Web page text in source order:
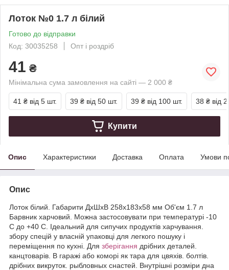
Лоток №0 1.7 л білий
Готово до відправки
Код: 30035258
Опт і роздріб
41 ₴
Мінімальна сума замовлення на сайті — 2 000 ₴
41 ₴ від 5 шт. 39 ₴ від 50 шт. 39 ₴ від 100 шт. 38 ₴ від
Купити
Опис Характеристики Доставка Оплата Умови
Опис
Лоток білий. Габарити ДхШхВ 258x183x58 мм Об'єм 1.7 л
Барвник харчовий. Можна застосовувати при температурі -10
С до +40 С. Ідеальний для сипучих продуктів харчування.
збору спецій у власній упаковці для легкого пошуку і
переміщення по кухні. Для зберігання дрібних деталей.
канцтоварів. В гаражі або коморі як тара для цвяхів. болтів.
дрібних викруток. рыбловных снастей. Внутрішні розміри дна